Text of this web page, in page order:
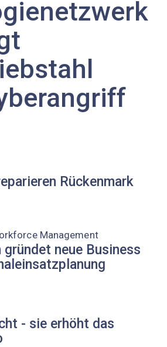
Rückenmark
Management
neue Business
- sie erhöht das